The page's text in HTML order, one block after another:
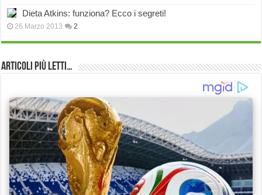
Dieta Atkins: funziona? Ecco i segreti!
26 Marzo 2013 2
Articoli più Letti…